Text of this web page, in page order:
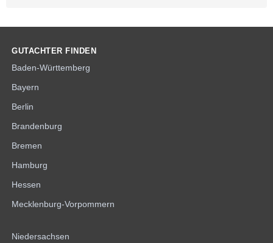
GUTACHTER FINDEN
Baden-Württemberg
Bayern
Berlin
Brandenburg
Bremen
Hamburg
Hessen
Mecklenburg-Vorpommern
Niedersachsen